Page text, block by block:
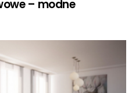
– modne